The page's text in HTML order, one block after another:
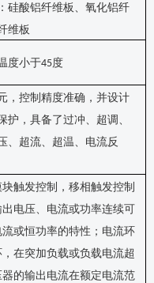
硅酸铝纤维板、氧化铝纤
维板
度小于45度
，控制精度准确，并设计
护，具备了过冲、超调、
、超流、超温、电流反
块触发控制， 移相触发控制
电压、电流或功率连续可
或恒功率的特性 ； 电流环
， 在突加负载或负载电流超
的输出电流在额定电流范